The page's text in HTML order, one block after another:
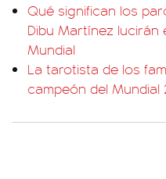
Qué significan los
Dibu Martínez lucirán
Mundial
La tarotista de los
campeón del Mundial